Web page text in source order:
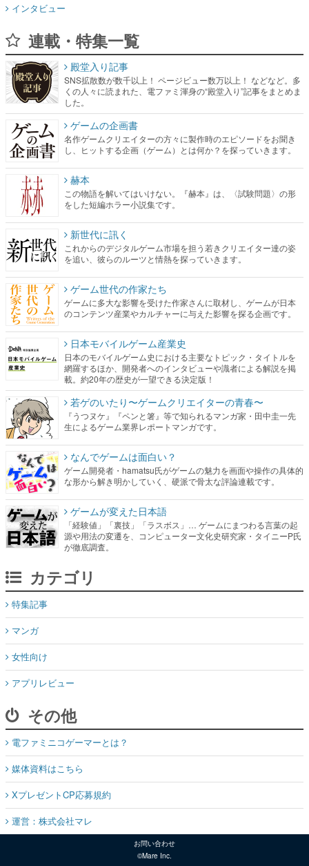
インタビュー
連載・特集一覧
殿堂入り記事
SNS拡散数が数千以上！ ページビュー数万以上！ などなど。多
くの人々に読まれた、電ファミ渾身の“殿堂入り”記事をまとめま
した。
ゲームの企画書
名作ゲームクリエイターの方々に製作時のエピソードをお聞き
し、ヒットする企画（ゲーム）とは何か？を探っていきます。
赫本
この物語を解いてはいけない。『赫本』は、〈試験問題〉の形
をした短編ホラー小説集です。
新世代に訊く
これからのデジタルゲーム市場を担う若きクリエイター達の姿
を追い、彼らのルーツと情熱を探っていきます。
ゲーム世代の作家たち
ゲームに多大な影響を受けた作家さんに取材し、ゲームが日本
のコンテンツ産業やカルチャーに与えた影響を探る企画です。
日本モバイルゲーム産業史
日本のモバイルゲーム史における主要なトピック・タイトルを
網羅するほか、開発者へのインタビューや識者による解説を掲
載。約20年の歴史が一望できる決定版！
若ゲのいたり〜ゲームクリエイターの青春〜
『うつヌケ』『ペンと箸』等で知られるマンガ家・田中圭一先
生によるゲーム業界レポートマンガです。
なんでゲームは面白い？
ゲーム開発者・hamatsu氏がゲームの魅力を画面や操作の具体的
な形から解き明かしていく、硬派で骨太な評論連載です。
ゲームが変えた日本語
「経験値」「裏技」「ラスボス」… ゲームにまつわる言葉の起
源や用法の変遷を、コンピューター文化史研究家・タイニーP氏
が徹底調査。
カテゴリ
特集記事
マンガ
女性向け
アプリレビュー
その他
電ファミニコゲーマーとは？
媒体資料はこちら
XプレゼントCP応募規約
運営：株式会社マレ
お問い合わせ
©Mare Inc.